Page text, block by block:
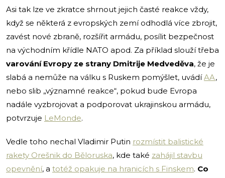
Asi tak lze ve zkratce shrnout jejich časté reakce vždy,
když se některá z evropských zemí odhodlá více zbrojit,
zavést nové zbraně, rozšířit armádu, posílit bezpečnost
na východním křídle NATO apod. Za příklad slouží třeba
varování Evropy ze strany Dmitrije Medveděva, že je
slabá a nemůže na válku s Ruskem pomýšlet, uvádíAA,
nebo slib „významné reakce“, pokud bude Evropa
nadále vyzbrojovat a podporovat ukrajinskou armádu,
potvrzuje LeMonde.
Vedle toho nechal Vladimir Putin rozmístit balistické
rakety Orešnik do Běloruska, kde také zahájil stavbu
opevnění, a totéž opakuje na hranicích s Finskem. Co